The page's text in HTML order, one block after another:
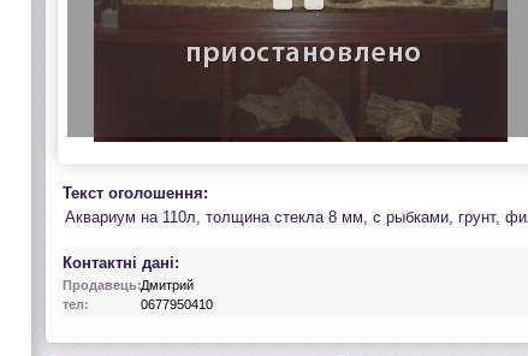
Текст оголошення:
Аквариум на 110л, толщина стекла 8 мм, с рыбками, грунт,
Контактні дані:
Продавець:Дмитрий
тел:
0677950410